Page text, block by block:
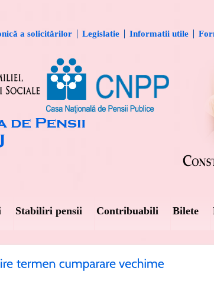
a solicitărilor Legislatie Informatii utile
Stabiliri pensii Contribuabili Bilete